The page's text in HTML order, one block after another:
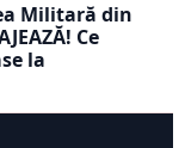
Militară din
Ce
la